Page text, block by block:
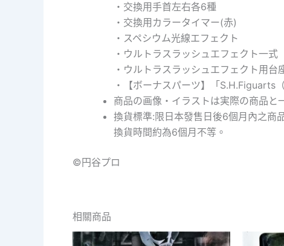
・交換用手首左右各6種
・交換用カラータイマー(赤)
・スペシウム光線エフェクト
・ウルトラスラッシュエフェクト一式
・ウルトラスラッシュエフェクト用台
・【ボーナスパーツ】「S.H.Figuarts
商品の画像・イラストは実際の商品と
換貨標準:限日本發售日後6個月內之商
換貨時間約為6個月不等。
©円谷プロ
相關商品